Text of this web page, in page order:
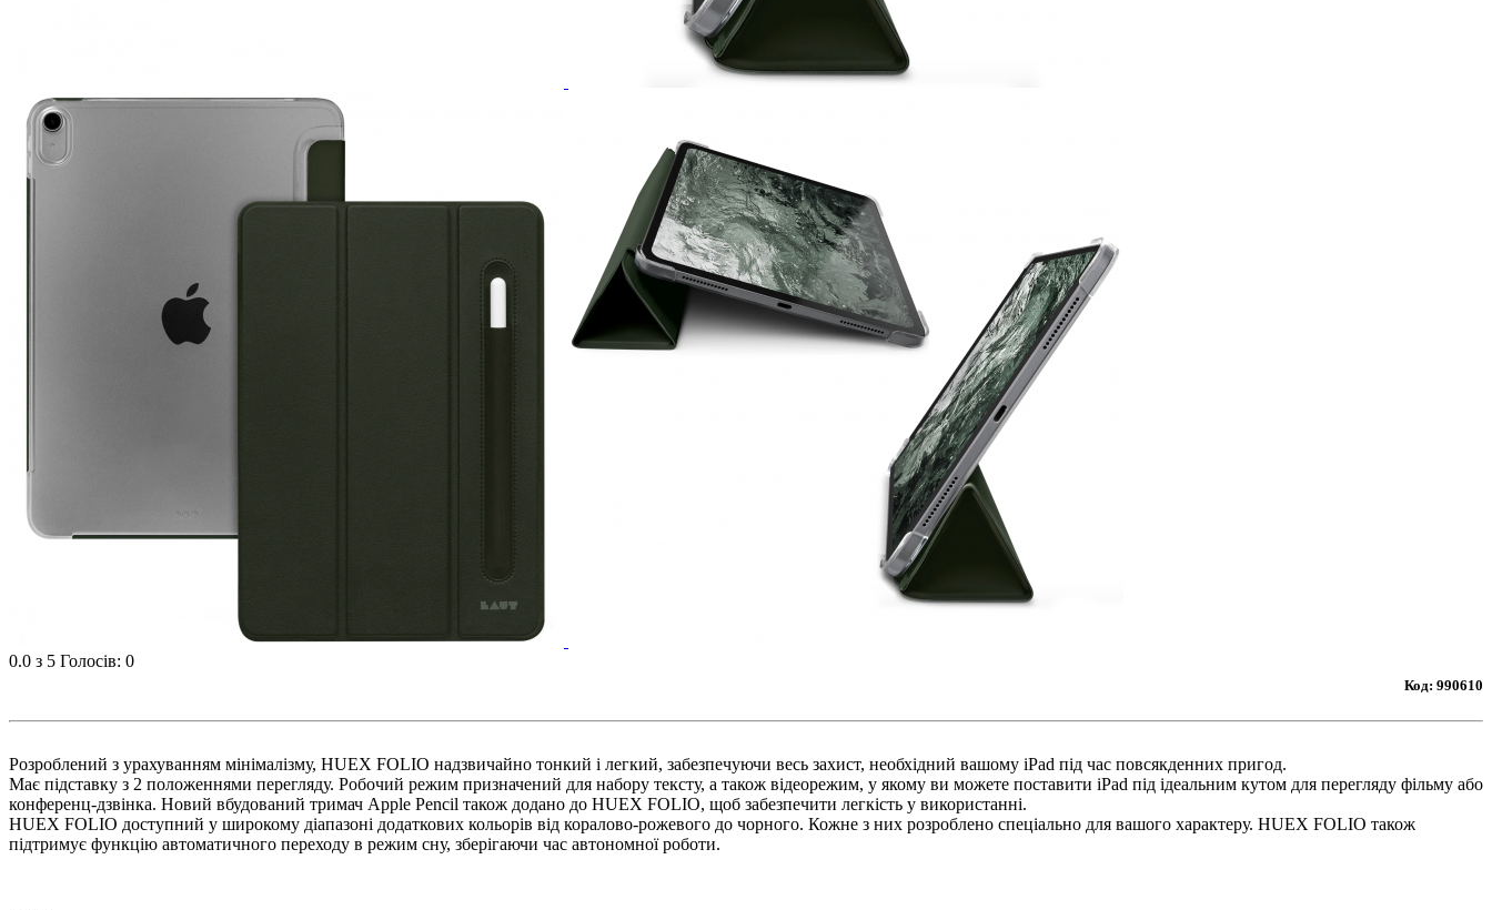
0.0 з 5 Голосів: 0
Код: 990610
Розроблений з урахуванням мінімалізму, HUEX FOLIO надзвичайно тонкий і легкий, забезпечуючи весь захист, необхідний вашому iPad під час повсякденних пригод.
Має підставку з 2 положеннями перегляду. Робочий режим призначений для набору тексту, а також відеорежим, у якому ви можете поставити iPad під ідеальним кутом для перегляду фільму або
конференц-дзвінка. Новий вбудований тримач Apple Pencil також додано до HUEX FOLIO, щоб забезпечити легкість у використанні.
HUEX FOLIO доступний у широкому діапазоні додаткових кольорів від коралово-рожевого до чорного. Кожне з них розроблено спеціально для вашого характеру. HUEX FOLIO також
підтримує функцію автоматичного переходу в режим сну, зберігаючи час автономної роботи.